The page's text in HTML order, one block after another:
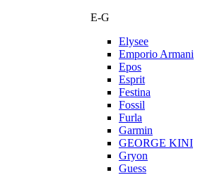
E-G
Elysee
Emporio Armani
Epos
Esprit
Festina
Fossil
Furla
Garmin
GEORGE KINI
Gryon
Guess